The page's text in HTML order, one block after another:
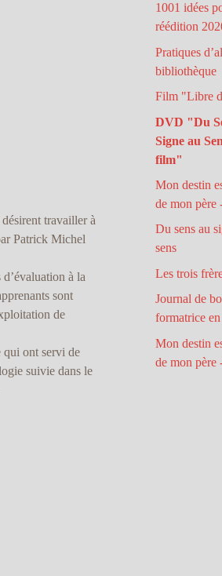
travailler à
Patrick Michel
à la
sont
de
qui ont servi de
suivie dans le
1001 idées
réédition
Pratiques
bibliothèque
Film "Libre
DVD "Du
Signe au
film"
Mon destin
de mon père
Du sens au
sens
Les trois
Journal de
formatrice
Mon destin
de mon père